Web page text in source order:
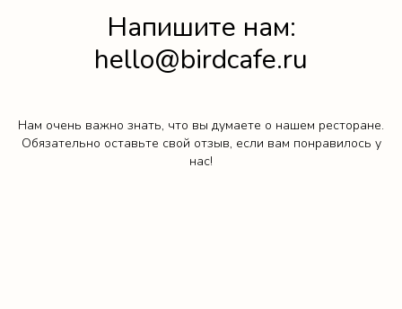
Напишите нам:
hello@birdcafe.ru
Нам очень важно знать, что вы думаете о нашем ресторане.
Обязательно оставьте свой отзыв, если вам понравилось у
нас!